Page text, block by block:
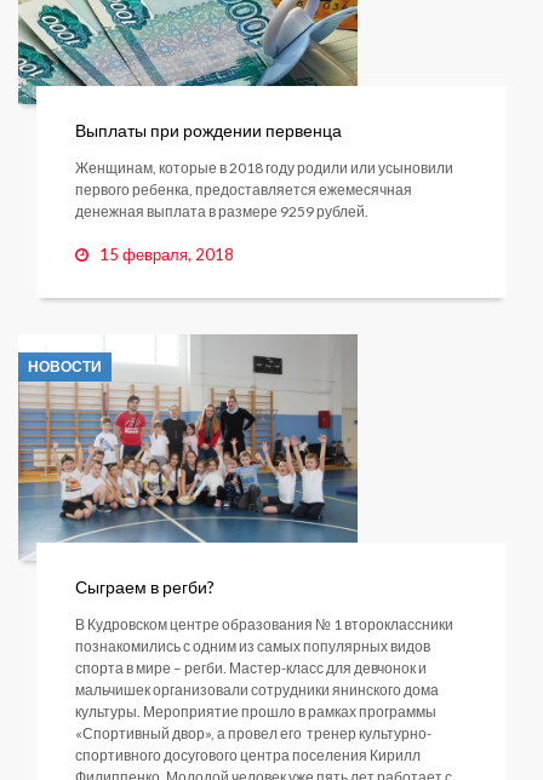
Выплаты при рождении первенца
Женщинам, которые в 2018 году родили или усыновили
первого ребенка, предоставляется ежемесячная
денежная выплата в размере 9259 рублей.
15 февраля, 2018
НОВОСТИ
Сыграем в регби?
В Кудровском центре образования № 1 второклассники
познакомились с одним из самых популярных видов
спорта в мире – регби. Мастер-класс для девчонок и
мальчишек организовали сотрудники янинского дома
культуры. Мероприятие прошло в рамках программы
«Спортивный двор», а провел его тренер культурно-
спортивного досугового центра поселения Кирилл